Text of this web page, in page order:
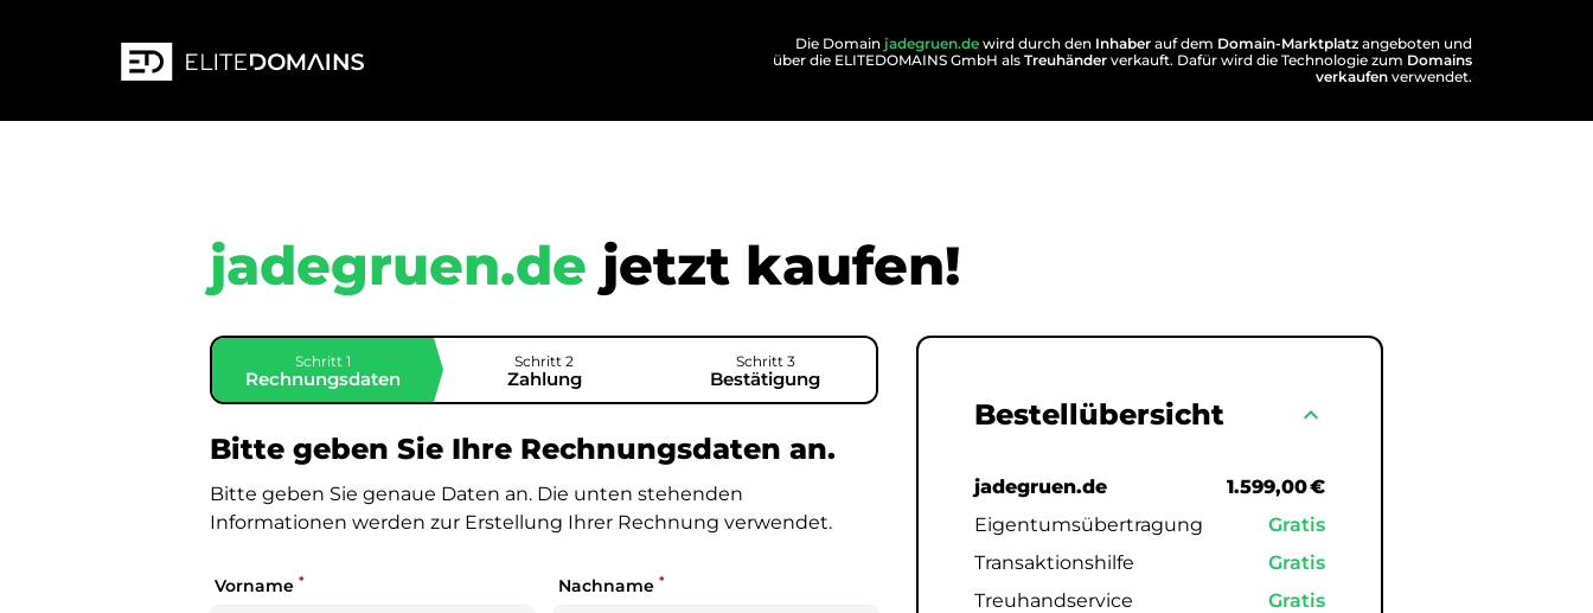
Die Domain jadegruen.de wird durch den Inhaber auf dem Domain-Marktplatz angeboten und
über die ELITEDOMAINS GmbH als Treuhänder verkauft. Dafür wird die Technologie zum Domains
verkaufen verwendet.
jadegruen.de jetzt kaufen!
Schritt 1
Rechnungsdaten
Schritt 2
Zahlung
Schritt 3
Bestätigung
Bitte geben Sie Ihre Rechnungsdaten an.
Bitte geben Sie genaue Daten an. Die unten stehenden
Informationen werden zur Erstellung Ihrer Rechnung verwendet.
Vorname * Nachname*
Bestellübersicht expand_less
jadegruen.de
1.599,00 €
Eigentumsübertragung
Gratis
Transaktionshilfe
Gratis
Treuhandservice
Gratis